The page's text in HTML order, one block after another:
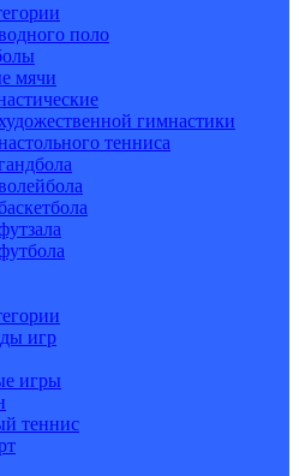
поло
мячи
гимнастики
тенниса
игр
игры
теннис